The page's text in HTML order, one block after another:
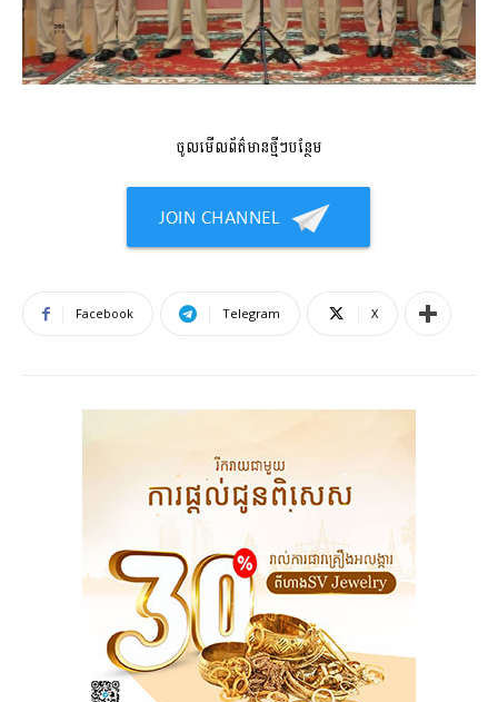
ចូលមើលព័ត៌មានថ្មីៗបន្ថែម
Facebook Telegram X